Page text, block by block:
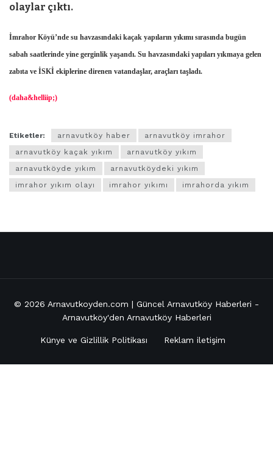
olaylar çıktı.
İmrahor Köyü’nde su havzasındaki kaçak yapıların yıkımı sırasında bugün
sabah saatlerinde yine gerginlik yaşandı. Su havzasındaki yapıları yıkmaya gelen
zabıta ve İSKİ ekiplerine direnen vatandaşlar, araçları taşladı.
(daha&helliip;)
Etiketler: arnavutköy haber
arnavutköy imrahor
arnavutköy kaçak yıkım
arnavutköy yıkım
arnavutköyde yıkım
arnavutköydeki yıkım
imrahor yıkım olayı
imrahor yıkımı imrahorda yıkım
© 2026 Arnavutkoyden.com | Güncel Arnavutköy Haberleri -
Arnavutköy'den Arnavutköy Haberleri
Künye ve Gizlillik Politikası Reklam iletişim